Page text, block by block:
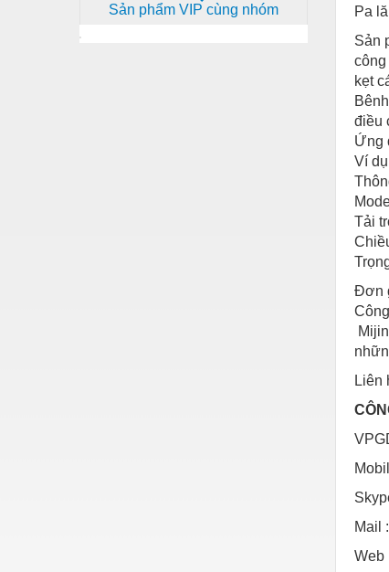
Dịch vụ - Thi công
Sản phẩm VIP cùng nhóm
Pa
Sản
công
kẹt
điều
Ứng
Ví
Tải
Đơn
Liên
Mail :
Web